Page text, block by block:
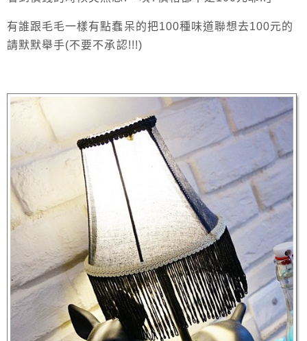
有誰跟毛毛一樣有點蠢呆的把100種味道聯想去100元的
請默默舉手(不要不承認!!!)